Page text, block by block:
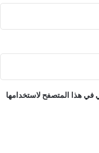
في هذا المتصفح لاستخدامها